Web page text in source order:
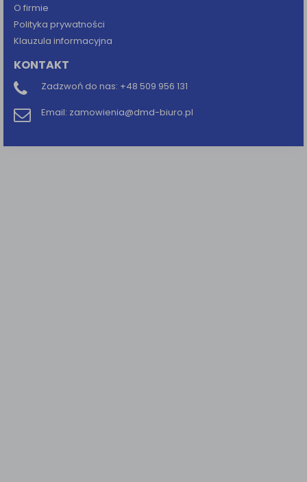
O firmie
Polityka prywatności
Klauzula informacyjna
KONTAKT
Zadzwoń do nas: +48 509 956 131
Email: zamowienia@dmd-biuro.pl